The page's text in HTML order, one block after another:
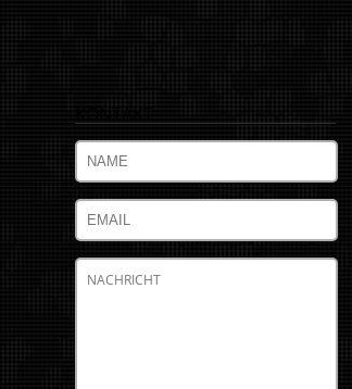
KONTAKT